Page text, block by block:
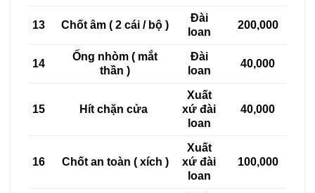
13 Chốt âm ( 2 cái / bộ )
Đài
loan
200,000
14
Ống nhòm ( mắt
thần )
Đài
loan
40,000
15 Hít chặn cửa
Xuất
xứ đài
loan
40,000
16 Chốt an toàn ( xích )
Xuất
xứ đài
loan
100,000